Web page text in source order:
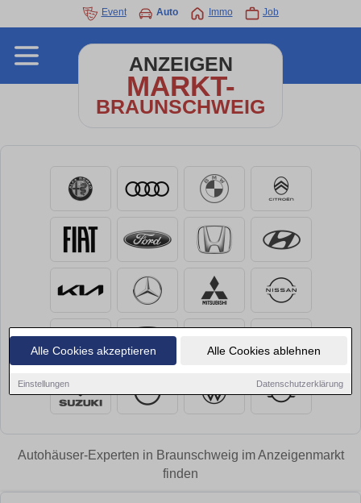
Alle Cookies akzeptieren Alle Cookies ablehnen
Einstellungen Datenschutzerklärung
Event Auto Immo Job
ANZEIGEN
MARKT-
BRAUNSCHWEIG
Autohäuser-Experten in Braunschweig im Anzeigenmarkt
finden